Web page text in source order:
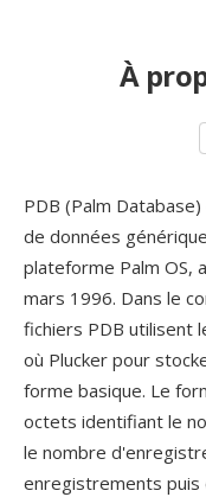
À
PDB (Palm
de données
plateforme Palm OS,
mars 1996. Dans le
fichiers PDB utilisent
où Plucker pour
forme basique. Le
octets identifiant le
le nombre
enregistrements